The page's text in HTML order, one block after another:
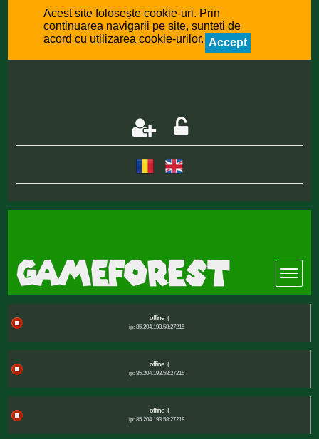
Acest site folosește cookie-uri. Prin
continuarea navigarii pe site, sunteti de
acord cu utilizarea cookie-urilor. Accept
offline :(
ip: 85.204.193.58:27215
offline :(
ip: 85.204.193.58:27216
offline :(
ip: 85.204.193.58:27218